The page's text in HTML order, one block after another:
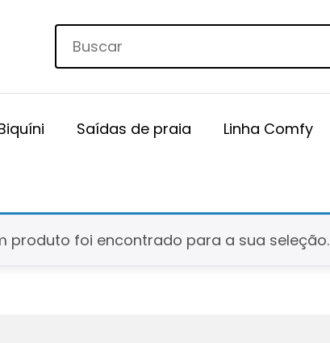
Saídas de praia Linha Comfy
produto foi encontrado para a sua seleção.